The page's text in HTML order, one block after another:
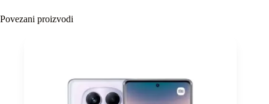
Povezani proizvodi